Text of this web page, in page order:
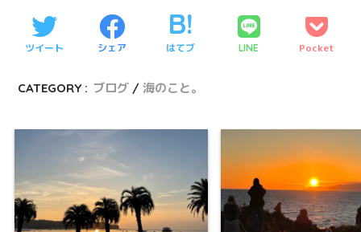
ツイート シェア はてブ LINE Pocket
CATEGORY : ブログ 海のこと。